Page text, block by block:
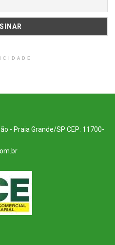
- Praia Grande/SP CEP: 11700-